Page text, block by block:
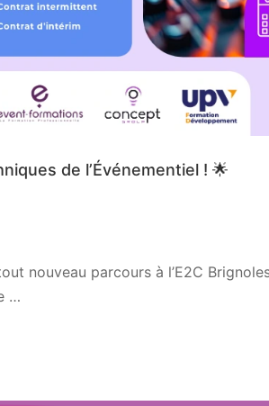
de l’Événementiel ! 🌟
nouveau parcours à l’E2C
…